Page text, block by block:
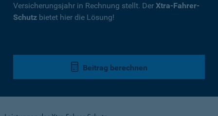
Versicherungsjahr in Rechnung stellt. Der Xtra-Fahrer-
Schutz bietet hier die Lösung!
Beitrag berechnen